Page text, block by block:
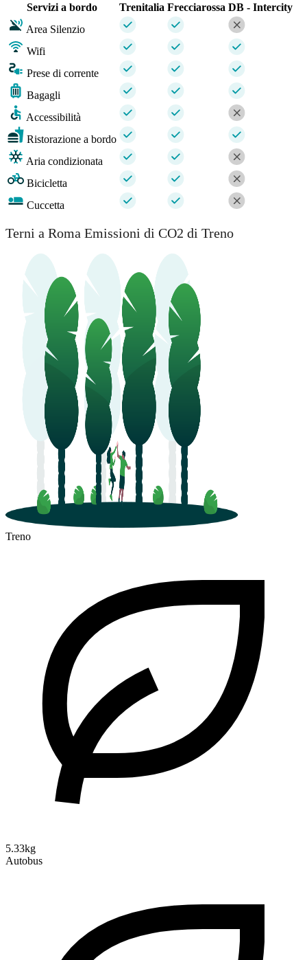
Servizi a bordo
Trenitalia Frecciarossa DB - Intercity
Area Silenzio
Wifi
Prese di corrente
Bagagli
Accessibilità
Ristorazione a bordo
Aria condizionata
Bicicletta
Cuccetta
Terni a Roma Emissioni di CO2 di Treno
Treno
5.33kg
Autobus